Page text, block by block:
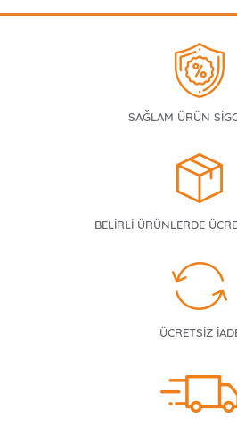
SAĞLAM ÜRÜN
BELİRLİ ÜRÜNLERDE
ÜCRETSİZ